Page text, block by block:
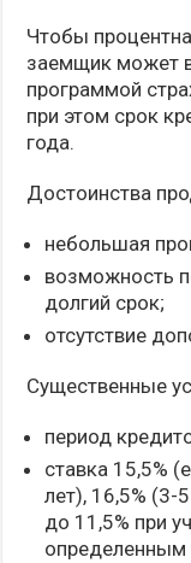
Чтобы
заемщик может
программой
при этом срок
года.
Достоинства
небольшая
возможность
долгий срок;
отсутствие
Существенные
период
ставка 15,5%
лет), 16,5% (3-
до 11,5% при